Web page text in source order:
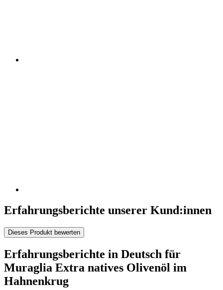
Erfahrungsberichte unserer Kund:innen
Dieses Produkt bewerten
Erfahrungsberichte in Deutsch für
Muraglia Extra natives Olivenöl im
Hahnenkrug